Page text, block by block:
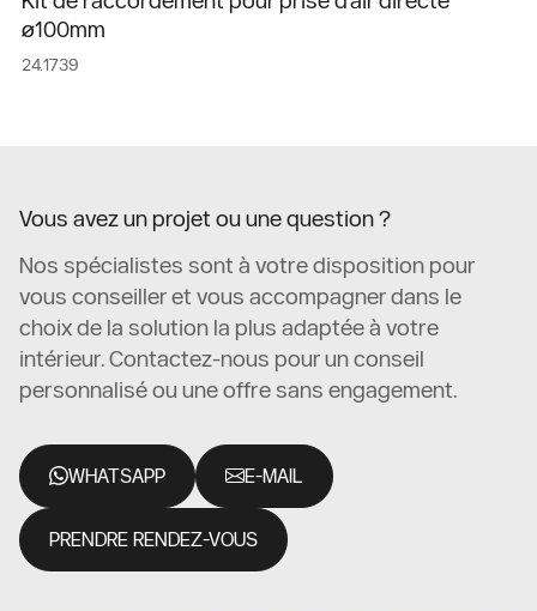
ø100mm
24.1739
Vous avez un projet ou une question ?
Nos spécialistes sont à votre disposition pour
vous conseiller et vous accompagner dans le
choix de la solution la plus adaptée à votre
intérieur. Contactez-nous pour un conseil
personnalisé ou une offre sans engagement.
WHATSAPP E-MAIL
PRENDRE RENDEZ-VOUS